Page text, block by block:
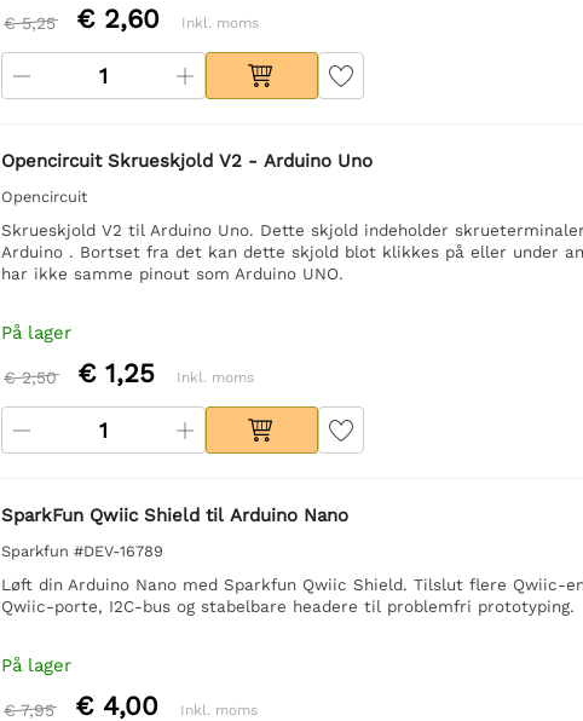
€ 5,25 € 2,60 Inkl. moms
Opencircuit Skrueskjold V2 - Arduino Uno
Opencircuit
Skrueskjold V2 til Arduino Uno. Dette skjold indeholder
Arduino . Bortset fra det kan dette skjold blot klikkes på eller under
har ikke samme pinout som Arduino UNO.
På lager
€ 2,50 € 1,25 Inkl. moms
SparkFun Qwiic Shield til Arduino Nano
Sparkfun #DEV-16789
Løft din Arduino Nano med Sparkfun Qwiic Shield. Tilslut flere Qwiic-
Qwiic-porte, I2C-bus og stabelbare headere til problemfri prototyping.
På lager
€ 7,95 € 4,00 Inkl. moms